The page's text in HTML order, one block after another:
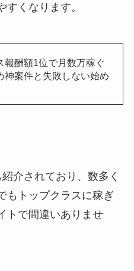
くなります。
報酬額1位で月数万稼ぐ
神案件と失敗しない始め
介されており、数多く
もトップクラスに稼ぎ
トで間違いありませ